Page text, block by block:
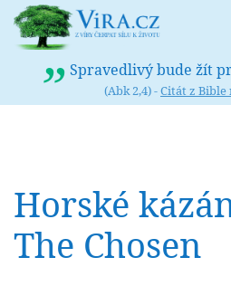
Spravedlivý bude žít
(Abk 2,4) -Citát z Bible
Horské
The Chosen